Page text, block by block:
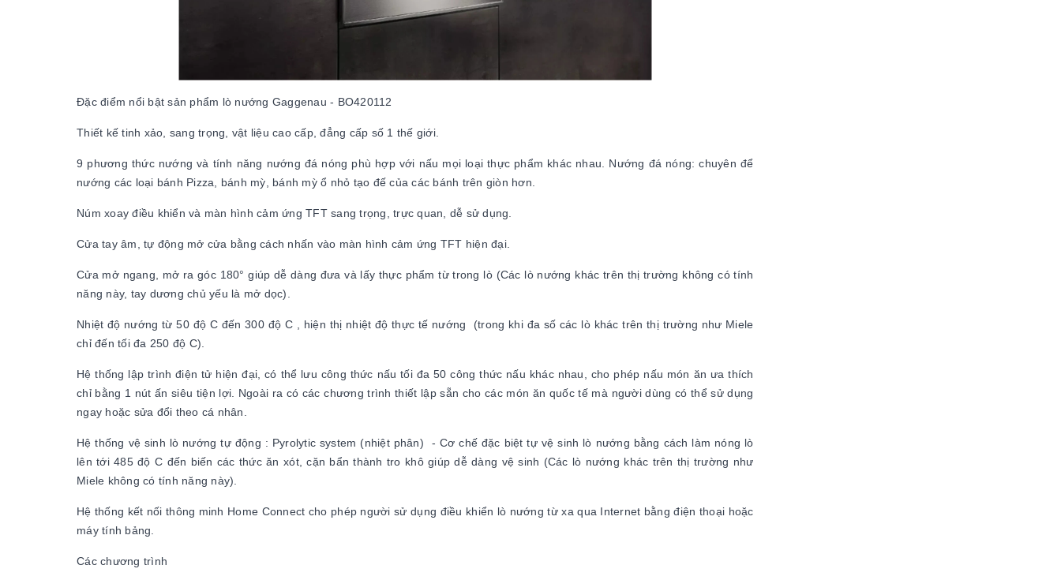
Đặc điểm nổi bật sản phẩm lò nướng Gaggenau - BO420112
Thiết kế tinh xảo, sang trọng, vật liệu cao cấp, đẳng cấp số 1 thế giới.
9 phương thức nướng và tính năng nướng đá nóng phù hợp với nấu mọi loại thực phẩm khác nhau. Nướng đá nóng: chuyên để
nướng các loại bánh Pizza, bánh mỳ, bánh mỳ ổ nhỏ tạo đế của các bánh trên giòn hơn.
Núm xoay điều khiển và màn hình cảm ứng TFT sang trọng, trực quan, dễ sử dụng.
Cửa tay âm, tự động mở cửa bằng cách nhấn vào màn hình cảm ứng TFT hiện đại.
Cửa mở ngang, mở ra góc 180° giúp dễ dàng đưa và lấy thực phẩm từ trong lò (Các lò nướng khác trên thị trường không có tính
năng này, tay dương chủ yếu là mở dọc).
Nhiệt độ nướng từ 50 độ C đến 300 độ C , hiện thị nhiệt độ thực tế nướng (trong khi đa số các lò khác trên thị trường như Miele
chỉ đến tối đa 250 độ C).
Hệ thống lập trình điện tử hiện đại, có thể lưu công thức nấu tối đa 50 công thức nấu khác nhau, cho phép nấu món ăn ưa thích
chỉ bằng 1 nút ấn siêu tiện lợi. Ngoài ra có các chương trình thiết lập sẵn cho các món ăn quốc tế mà người dùng có thể sử dụng
ngay hoặc sửa đổi theo cá nhân.
Hệ thống vệ sinh lò nướng tự động : Pyrolytic system (nhiệt phân) - Cơ chế đặc biệt tự vệ sinh lò nướng bằng cách làm nóng lò
lên tới 485 độ C đến biến các thức ăn xót, cặn bẩn thành tro khô giúp dễ dàng vệ sinh (Các lò nướng khác trên thị trường như
Miele không có tính năng này).
Hệ thống kết nối thông minh Home Connect cho phép người sử dụng điều khiển lò nướng từ xa qua Internet bằng điện thoại hoặc
máy tính bảng.
Các chương trình